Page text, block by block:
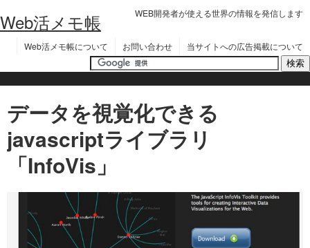
Web活メモ帳 WEB開発者が使える世界の情報を発信します
Web活メモ帳について お問い合わせ 当サイトへの広告掲載について
データを視覚化できる
javascriptライブラリ
「InfoVis」